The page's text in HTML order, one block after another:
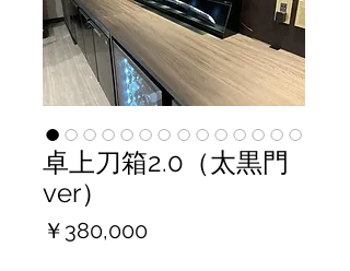
卓上刀箱2.0（太黒門
ver）
￥380,000価